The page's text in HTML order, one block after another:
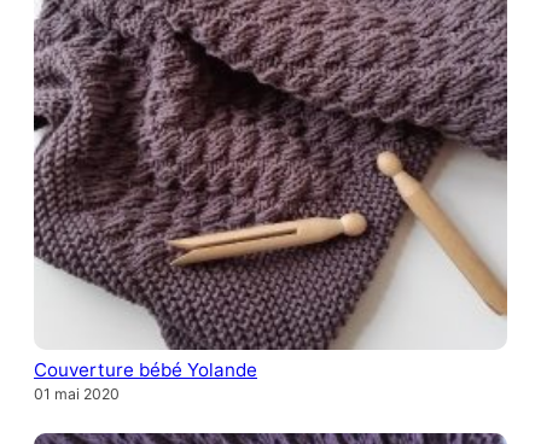
Couverture bébé Yolande
01 mai 2020